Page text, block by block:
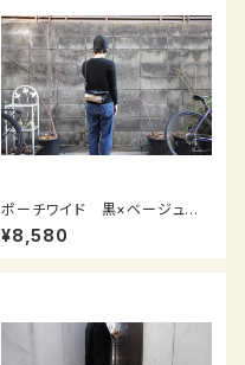
ポーチワイド 黒×ベージュ濃
紺オリーブグリーンカーキ
¥8,580